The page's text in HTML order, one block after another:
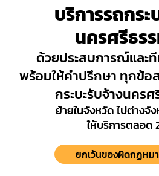
บริการรถกระ
นครศรีธร
ด้วยประสบการณ์และ
พร้อมให้คำปรึกษา ทุกข้อ
กระบะรับจ้างนครศ
ย้ายในจังหวัด ไปต่างจั
ให้บริการตลอด
ยกเว้นของผิดกฏหม